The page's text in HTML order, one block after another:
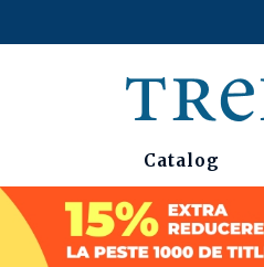
Catalog